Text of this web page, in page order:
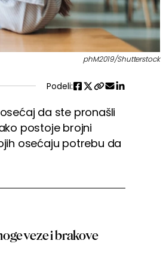
phM2019/Shutterstock
Podeli:
da ste pronašli
postoje brojni
osećaju potrebu da
veze i brakove